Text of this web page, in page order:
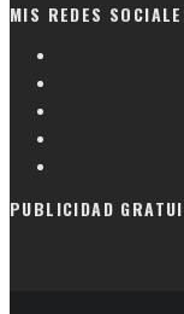
categorias
MIS REDES
PUBLICIDAD